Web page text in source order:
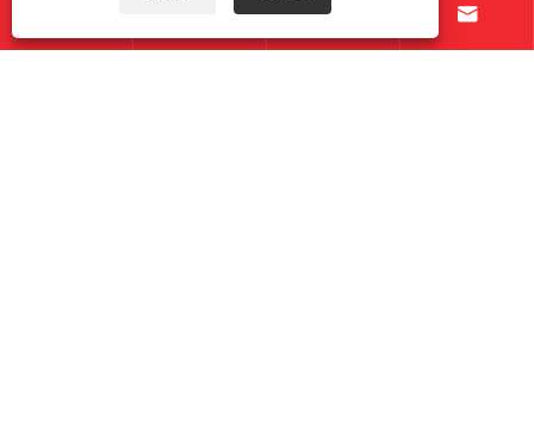
สินค้า
 